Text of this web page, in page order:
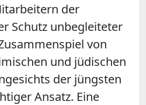
der
Schutz unbegleiteter
von
und jüdischen
der jüngsten
Ansatz. Eine